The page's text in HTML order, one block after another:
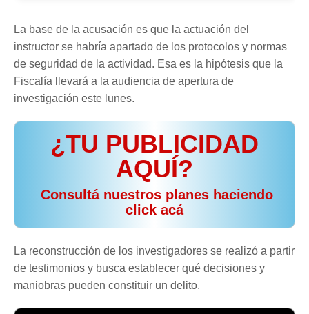
La base de la acusación es que la actuación del
instructor se habría apartado de los protocolos y normas
de seguridad de la actividad. Esa es la hipótesis que la
Fiscalía llevará a la audiencia de apertura de
investigación este lunes.
¿TU PUBLICIDAD
AQUÍ?
️ Consultá nuestros planes haciendo
click acá
La reconstrucción de los investigadores se realizó a partir
de testimonios y busca establecer qué decisiones y
maniobras pueden constituir un delito.